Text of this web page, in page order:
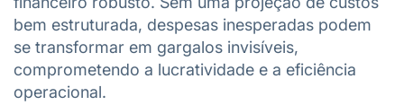
bem estruturada, despesas inesperadas podem
se transformar em gargalos invisíveis,
comprometendo a lucratividade e a eficiência
operacional.